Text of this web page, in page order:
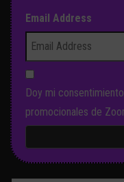
Email Address
Doy mi
promocionales de